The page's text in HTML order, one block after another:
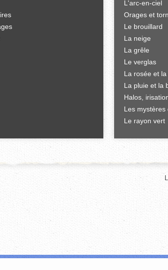
L'arc-en-ciel
Orages et
Le brouillard
La neige
La grêle
Le verglas
La rosée et
La pluie et la
Halos,
Les mystères
Le rayon vert